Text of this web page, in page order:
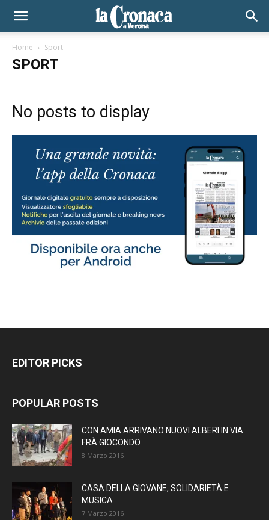
Home Sport
SPORT
No posts to display
EDITOR PICKS
POPULAR POSTS
CON AMIA ARRIVANO NUOVI ALBERI IN VIA
FRÀ GIOCONDO
8 Marzo 2016
CASA DELLA GIOVANE, SOLIDARIETÀ E
MUSICA
7 Marzo 2016